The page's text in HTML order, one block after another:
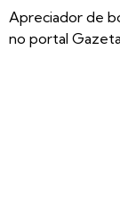
Apreciador de
no portal